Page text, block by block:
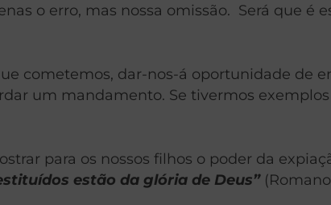
o erro, mas nossa omissão. Será que é
cometemos, dar-nos-á oportunidade de
um mandamento. Se tivermos
para os nossos filhos o poder da
estão da glória de Deus”